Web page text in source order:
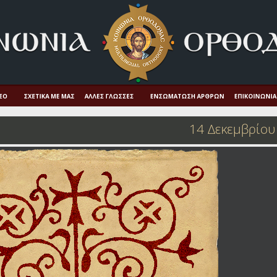
ΣΧΕΤΙΚΆ ΜΕ ΜΑΣ ΆΛΛΕΣ ΓΛΏΣΣΕΣ ΕΝΣΩΜΆΤΩΣΗ ΆΡΘΡΩΝ ΕΠΙΚΟΙΝΩΝΊΑ
14 Δεκεμβρίου